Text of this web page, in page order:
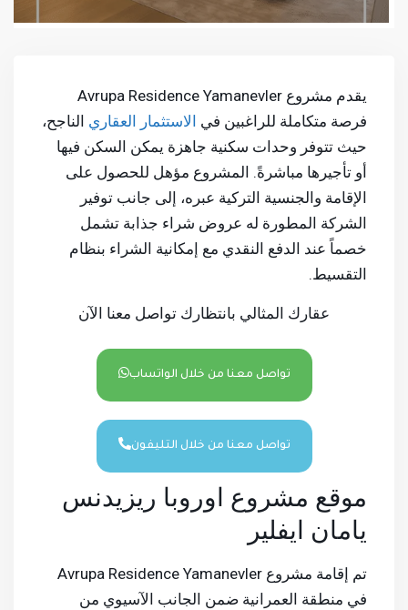
يقدم مشروع Avrupa Residence Yamanevler
فرصة متكاملة للراغبين في الاستثمار العقاري الناجح،
حيث تتوفر وحدات سكنية جاهزة يمكن السكن فيها
أو تأجيرها مباشرةً. المشروع مؤهل للحصول على
الإقامة والجنسية التركية عبره، إلى جانب توفير
الشركة المطورة له عروض شراء جذابة تشمل
خصماً عند الدفع النقدي مع إمكانية الشراء بنظام
التقسيط.
عقارك المثالي بانتظارك تواصل معنا الآن
تواصل معنا من خلال الواتساب
تواصل معنا من خلال التليفون
موقع مشروع اوروبا ريزيدنس
يامان ايفلير
تم إقامة مشروع Avrupa Residence Yamanevler
في منطقة العمرانية ضمن الجانب الآسيوي من